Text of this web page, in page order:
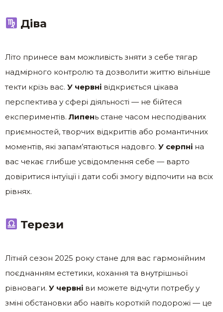
Діва
Літо принесе вам можливість зняти з себе тягар
надмірного контролю та дозволити життю вільніше
текти крізь вас. У червні відкриється цікава
перспектива у сфері діяльності — не бійтеся
експериментів.Липень стане часом несподіваних
приємностей, творчих відкриттів або романтичних
моментів, які запам’ятаються надовго. У серпні на
вас чекає глибше усвідомлення себе — варто
довіритися інтуїції і дати собі змогу відпочити на всіх
рівнях.
Терези
Літній сезон 2025 року стане для вас гармонійним
поєднанням естетики, кохання та внутрішньої
рівноваги. У червні ви можете відчути потребу у
зміні обстановки або навіть короткій подорожі — це